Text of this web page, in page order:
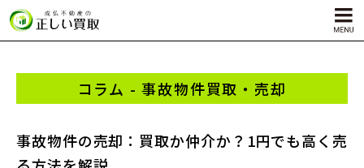
サービス内容
コラム - 事故物件買取・売却
事故物件の売却：買取か仲介か？1円でも高く売